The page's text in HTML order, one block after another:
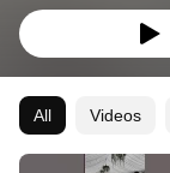
All Videos